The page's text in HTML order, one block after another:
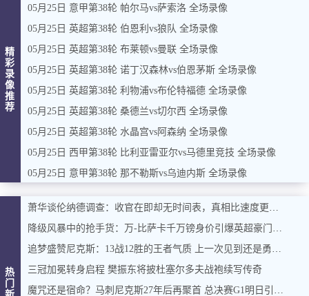
精
彩
录
像
推
荐
05月25日 意甲第38轮 帕尔马vs萨索洛 全场录像
05月25日 英超第38轮 伯恩利vs狼队 全场录像
05月25日 英超第38轮 布莱顿vs曼联 全场录像
05月25日 英超第38轮 诺丁汉森林vs伯恩茅斯 全场录像
05月25日 英超第38轮 利物浦vs布伦特福德 全场录像
05月25日 英超第38轮 桑德兰vs切尔西 全场录像
05月25日 英超第38轮 水晶宫vs阿森纳 全场录像
05月25日 西甲第38轮 比利亚雷亚尔vs马德里竞技 全场录像
05月25日 意甲第38轮 那不勒斯vs乌迪内斯 全场录像
热
门
萧华谈伦纳德调查：收官在即却无时间表，真相比速度更重要
降级风暴中的抢手货：万-比萨卡千万镑身价引爆英超豪门争夺战
追梦盛赞尼克斯：13战12胜的王者气质 上一次见到还是勇士王朝
三冠加冕转身启程 樊振东将披杜塞尔多夫战袍续写传奇
魔咒还是宿命？马刺尼克斯27年后再聚首 总决赛G1明日引爆圣城